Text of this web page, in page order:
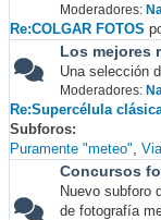
Moderadores:
Re:COLGAR FOTOS
Los mejores
Una selección
Moderadores:
Re:Supercélula
Subforos
Puramente "meteo"
Concursos
Nuevo subforo
de fotografía